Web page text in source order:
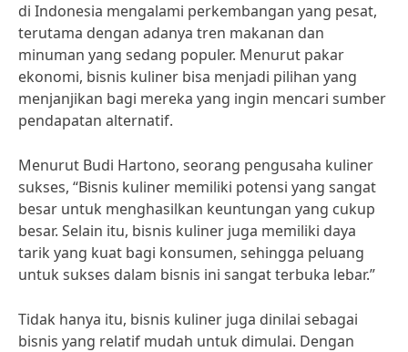
di Indonesia mengalami perkembangan yang pesat,
terutama dengan adanya tren makanan dan
minuman yang sedang populer. Menurut pakar
ekonomi, bisnis kuliner bisa menjadi pilihan yang
menjanjikan bagi mereka yang ingin mencari sumber
pendapatan alternatif.
Menurut Budi Hartono, seorang pengusaha kuliner
sukses, “Bisnis kuliner memiliki potensi yang sangat
besar untuk menghasilkan keuntungan yang cukup
besar. Selain itu, bisnis kuliner juga memiliki daya
tarik yang kuat bagi konsumen, sehingga peluang
untuk sukses dalam bisnis ini sangat terbuka lebar.”
Tidak hanya itu, bisnis kuliner juga dinilai sebagai
bisnis yang relatif mudah untuk dimulai. Dengan